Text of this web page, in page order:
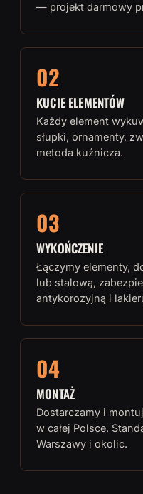
— projekt darmowy
02
KUCIE ELEMENTÓW
Każdy element
słupki, ornamenty,
metoda kuźnicza.
03
WYKOŃCZENIE
Łączymy elementy,
lub stalową,
antykorozyjną i
04
MONTAŻ
Dostarczamy i
w całej Polsce.
Warszawy i okolic.